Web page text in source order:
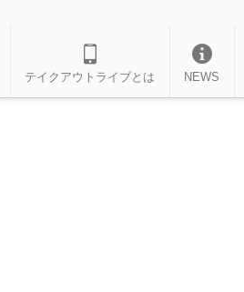
テイクアウトライブとは NEWS